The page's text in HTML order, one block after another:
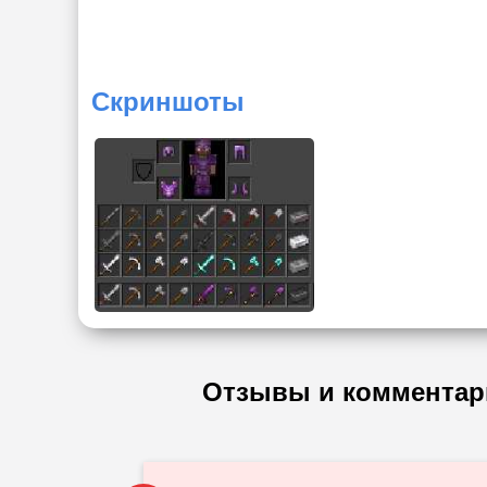
Скриншоты
Отзывы и